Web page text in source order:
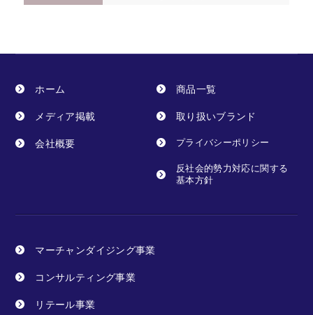
ホーム 商品一覧
メディア掲載 取り扱いブランド
会社概要 プライバシーポリシー
反社会的勢力対応に関する
基本方針
マーチャンダイジング事業
コンサルティング事業
リテール事業